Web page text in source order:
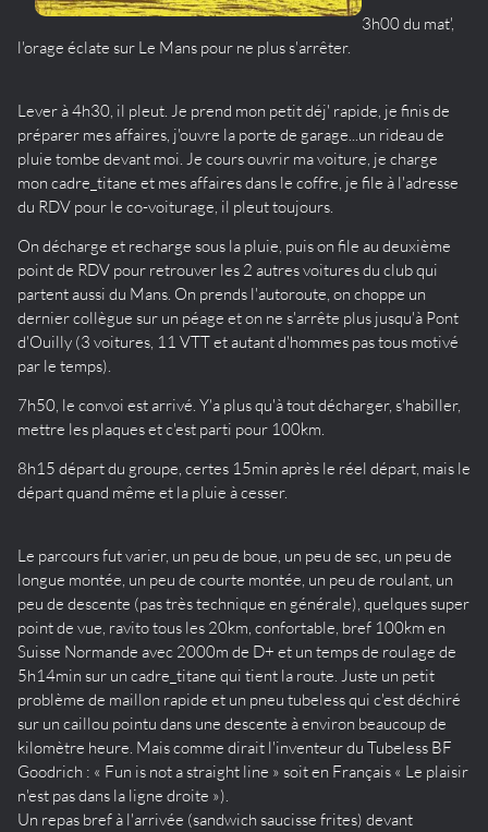
3h00 du mat',
l'orage éclate sur Le Mans pour ne plus s'arrêter.
Lever à 4h30, il pleut. Je prend mon petit déj' rapide, je finis de
préparer mes affaires, j'ouvre la porte de garage...un rideau de
pluie tombe devant moi. Je cours ouvrir ma voiture, je charge
mon cadre_titane et mes affaires dans le coffre, je file à l'adresse
du RDV pour le co-voiturage, il pleut toujours.
On décharge et recharge sous la pluie, puis on file au deuxième
point de RDV pour retrouver les 2 autres voitures du club qui
partent aussi du Mans. On prends l'autoroute, on choppe un
dernier collègue sur un péage et on ne s'arrête plus jusqu'à Pont
d'Ouilly (3 voitures, 11 VTT et autant d'hommes pas tous motivé
par le temps).
7h50, le convoi est arrivé. Y'a plus qu'à tout décharger, s'habiller,
mettre les plaques et c'est parti pour 100km.
8h15 départ du groupe, certes 15min après le réel départ, mais le
départ quand même et la pluie à cesser.
Le parcours fut varier, un peu de boue, un peu de sec, un peu de
longue montée, un peu de courte montée, un peu de roulant, un
peu de descente (pas très technique en générale), quelques super
point de vue, ravito tous les 20km, confortable, bref 100km en
Suisse Normande avec 2000m de D+ et un temps de roulage de
5h14min sur un cadre_titane qui tient la route. Juste un petit
problème de maillon rapide et un pneu tubeless qui c'est déchiré
sur un caillou pointu dans une descente à environ beaucoup de
kilomètre heure. Mais comme dirait l'inventeur du Tubeless BF
Goodrich : « Fun is not a straight line » soit en Français « Le plaisir
n'est pas dans la ligne droite »).
Un repas bref à l'arrivée (sandwich saucisse frites) devant